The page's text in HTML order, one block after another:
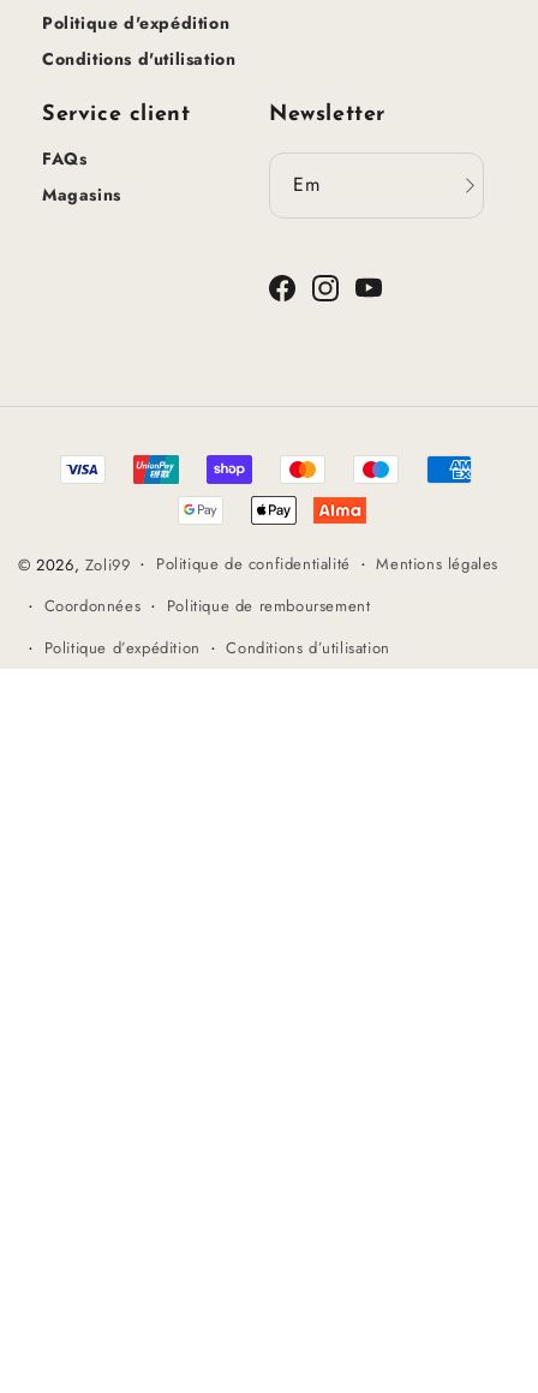
Politique d'expédition
Conditions d'utilisation
Service client
FAQs
Magasins
Newsletter
Email
FacebookInstagramYouTube
Méthodes
© 2026, Zoli99 Politique de confidentialité
Mentions légales
Coordonnées
Politique de remboursement
Politique d’expédition
Conditions d’utilisation